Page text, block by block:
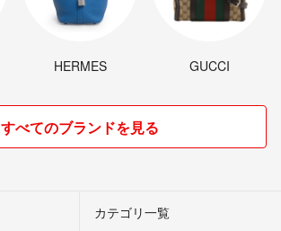
HERMES GUCCI
すべてのブランドを見る
カテゴリ一覧